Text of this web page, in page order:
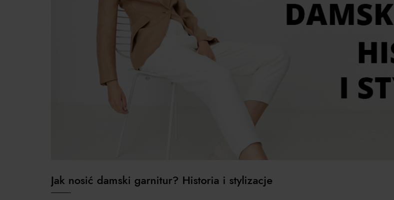
Jak nosić damski garnitur? Historia i stylizacje